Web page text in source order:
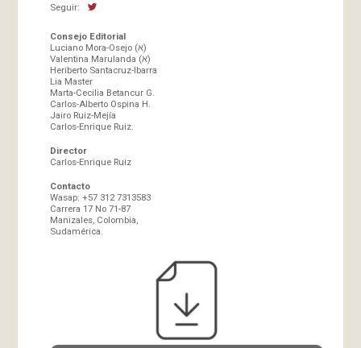
Seguir:
Consejo Editorial
Luciano Mora-Osejo (א)
Valentina Marulanda (א)
Heriberto Santacruz-Ibarra
Lia Master
Marta-Cecilia Betancur G.
Carlos-Alberto Ospina H.
Jairo Ruiz-Mejía
Carlos-Enrique Ruiz.
Director
Carlos-Enrique Ruiz
Contacto
Wasap: +57 312 7313583
Carrera 17 No 71-87
Manizales, Colombia,
Sudamérica.